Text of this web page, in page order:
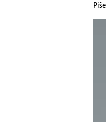
Piše